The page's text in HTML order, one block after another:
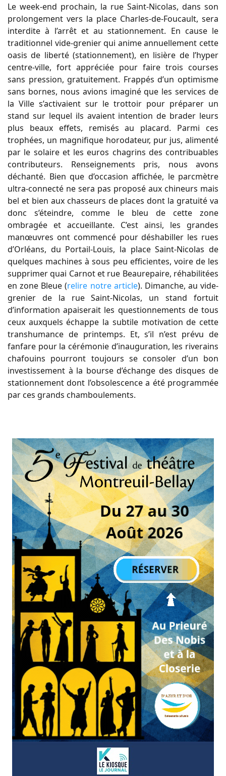
Le week-end prochain, la rue Saint-Nicolas, dans son
prolongement vers la place Charles-de-Foucault, sera
interdite à l’arrêt et au stationnement. En cause le
traditionnel vide-grenier qui anime annuellement cette
oasis de liberté (stationnement), en lisière de l’hyper
centre-ville, fort appréciée pour faire trois courses
sans pression, gratuitement. Frappés d’un optimisme
sans bornes, nous avions imaginé que les services de
la Ville s’activaient sur le trottoir pour préparer un
stand sur lequel ils avaient intention de brader leurs
plus beaux effets, remisés au placard. Parmi ces
trophées, un magnifique horodateur, pur jus, alimenté
par le solaire et les euros chagrins des contribuables
contributeurs. Renseignements pris, nous avons
déchanté. Bien que d’occasion affichée, le parcmètre
ultra-connecté ne sera pas proposé aux chineurs mais
bel et bien aux chasseurs de places dont la gratuité va
donc s’éteindre, comme le bleu de cette zone
ombragée et accueillante. C’est ainsi, les grandes
manœuvres ont commencé pour déshabiller les rues
d’Orléans, du Portail-Louis, la place Saint-Nicolas de
quelques machines à sous peu efficientes, voire de les
supprimer quai Carnot et rue Beaurepaire, réhabilitées
en zone Bleue (relire notre article). Dimanche, au vide-
grenier de la rue Saint-Nicolas, un stand fortuit
d’information apaiserait les questionnements de tous
ceux auxquels échappe la subtile motivation de cette
transhumance de printemps. Et, s’il n’est prévu de
fanfare pour la cérémonie d’inauguration, les riverains
chafouins pourront toujours se consoler d’un bon
investissement à la bourse d’échange des disques de
stationnement dont l’obsolescence a été programmée
par ces grands chamboulements.